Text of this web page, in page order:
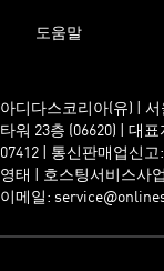
도움말
아디다스코리아(유) |
타워 23층 (06620) | 대
07412 | 통신판매업신
영태 | 호스팅서비스사
이메일: